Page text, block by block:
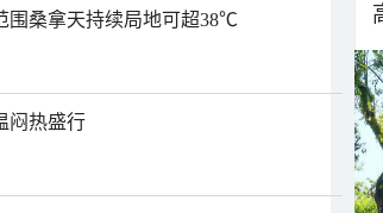
围桑拿天持续局地可超38℃
闷热盛行